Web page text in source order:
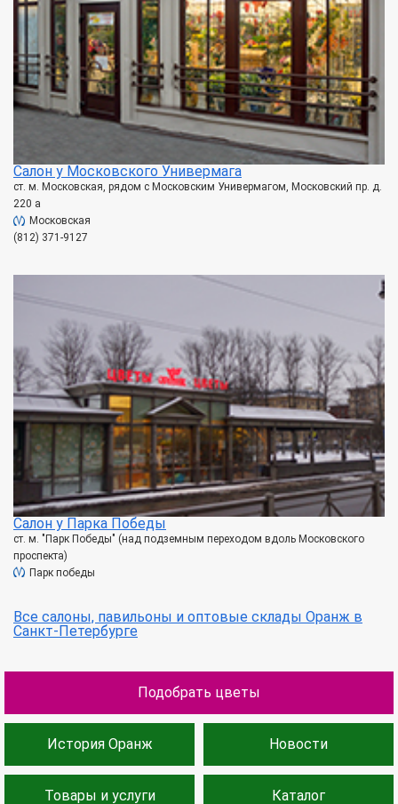
Салон у Московского Универмага
ст. м. Московская, рядом с Московским Универмагом, Московский пр. д.
220 а
Московская
(812) 371-9127
Салон у Парка Победы
ст. м. "Парк Победы" (над подземным переходом вдоль Московского
проспекта)
Парк победы
Все салоны, павильоны и оптовые склады Оранж в
Санкт-Петербурге
Подобрать цветы
История Оранж Новости
Товары и услуги Каталог